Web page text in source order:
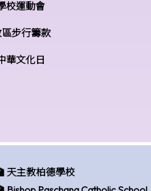
校運動會
步行籌款
華文化日
天主教柏德學校